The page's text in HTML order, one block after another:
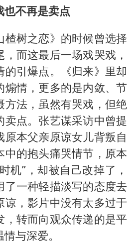
也不再是卖点
楂树之恋》的时候曾选择
而这最后一场戏哭戏，
的引爆点。《归来》里却
煽情，更多的是内敛、节
方法，虽然有哭戏，但绝
卖点。张艺谋采访中曾提
原本父亲原谅女儿背叛自
中的抱头痛哭情节，原本
机”，却被自己改掉了，
了一种轻描淡写的态度去
谅，影片中没有太多过于
，转而向观众传递的是平
与深爱。